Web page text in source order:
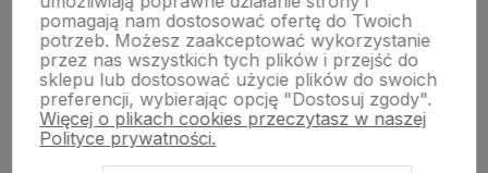
Pomoc
Moje konto
Swiat Edibutik
pomagają nam dostosować ofertę do Twoich
potrzeb. Możesz zaakceptować wykorzystanie
przez nas wszystkich tych plików i przejść do
sklepu lub dostosować użycie plików do swoich
preferencji, wybierając opcję "Dostosuj zgody".
Więcej o plikach cookies przeczytasz w naszej
Polityce prywatności.